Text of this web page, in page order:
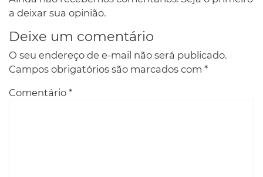
a deixar sua opinião.
Deixe um comentário
O seu endereço de e-mail não será publicado.
Campos obrigatórios são marcados com *
Comentário *